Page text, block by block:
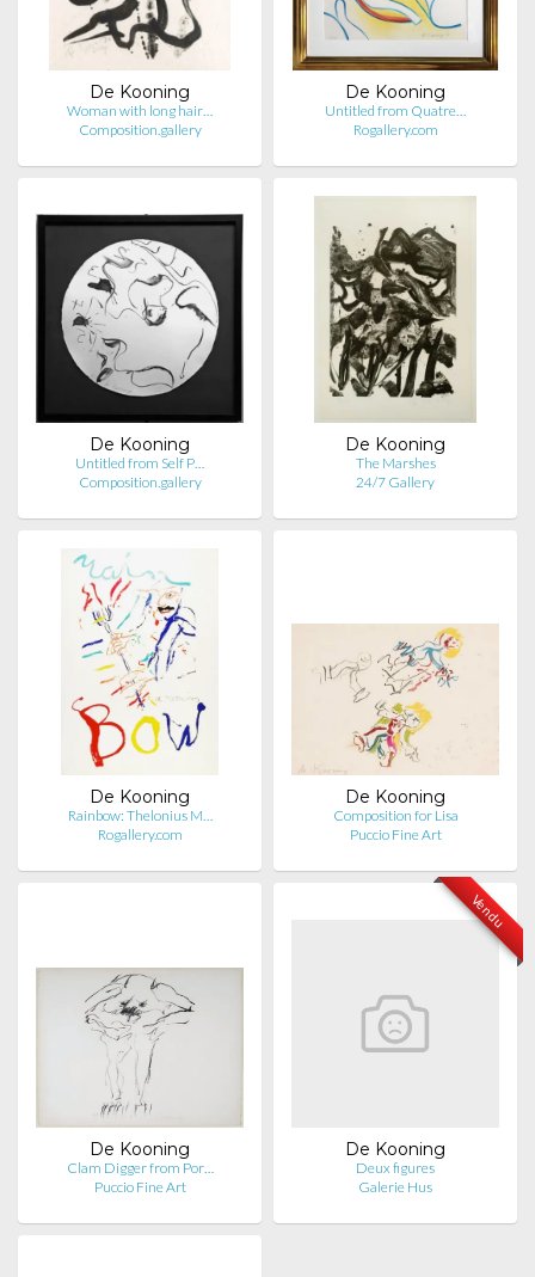
De Kooning
Woman with long hair…
Composition.gallery
De Kooning
Untitled from Quatre…
Rogallery.com
De Kooning
Untitled from Self P…
Composition.gallery
De Kooning
The Marshes
24/7 Gallery
De Kooning
Rainbow: Thelonius M…
Rogallery.com
De Kooning
Composition for Lisa
Puccio Fine Art
De Kooning
Clam Digger from Por…
Puccio Fine Art
Vendu
De Kooning
Deux figures
Galerie Hus